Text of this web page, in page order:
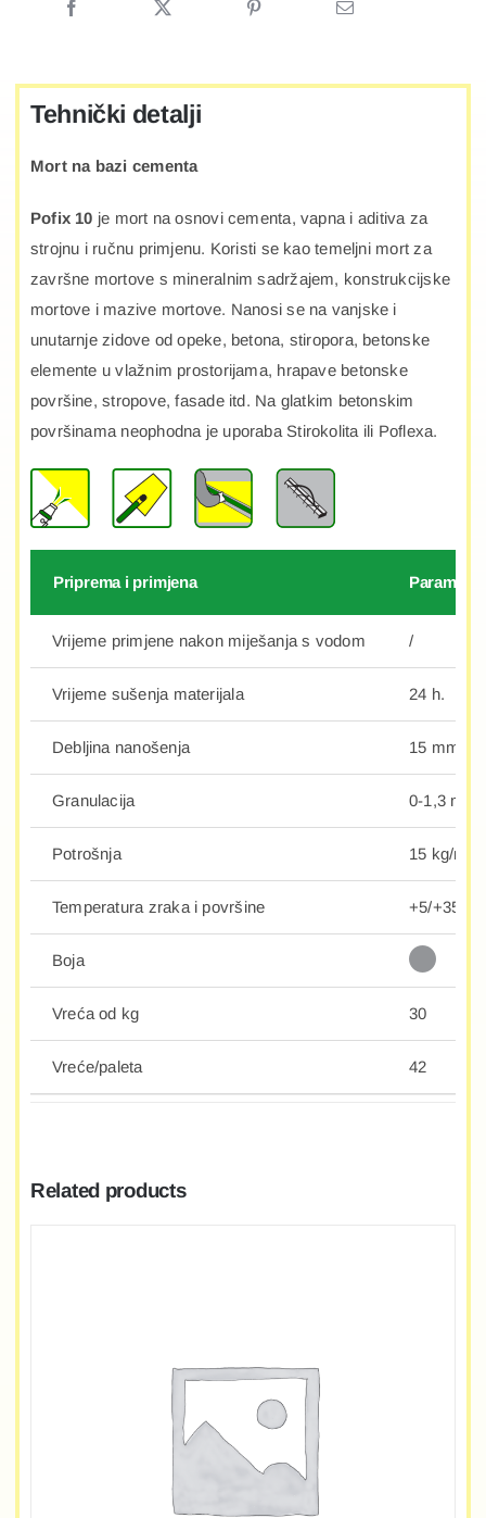
Tehnički detalji
Mort na bazi cementa
Pofix 10 je mort na osnovi cementa, vapna i aditiva za
strojnu i ručnu primjenu. Koristi se kao temeljni mort za
završne mortove s mineralnim sadržajem, konstrukcijske
mortove i mazive mortove. Nanosi se na vanjske i
unutarnje zidove od opeke, betona, stiropora, betonske
elemente u vlažnim prostorijama, hrapave betonske
površine, stropove, fasade itd. Na glatkim betonskim
površinama neophodna je uporaba Stirokolita ili Poflexa.
Priprema i primjena Parametri
Vrijeme primjene nakon miješanja s vodom /
Vrijeme sušenja materijala 24 h.
Debljina nanošenja 15 mm.
Granulacija 0-1,3 mm.
Potrošnja 15 kg/m2.
Temperatura zraka i površine +5/+35°C
Boja
Vreća od kg 30
Vreće/paleta 42
Related products